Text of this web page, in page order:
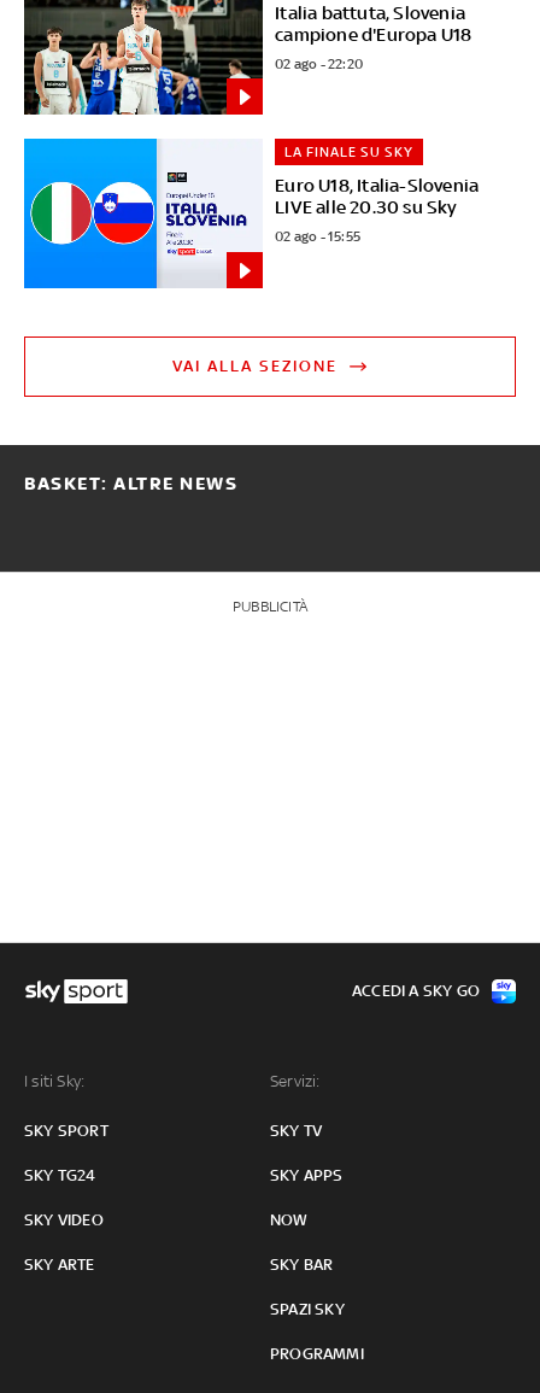
Italia battuta, Slovenia
campione d'Europa U18
02 ago - 22:20
Euro U18, Italia-Slovenia
LIVE alle 20.30 su Sky
LA FINALE SU SKY
02 ago - 15:55
VAI ALLA SEZIONE
BASKET: ALTRE NEWS
PUBBLICITÀ
I siti Sky:
SKY SPORT
SKY TG24
SKY VIDEO
SKY ARTE
Servizi:
SKY TV
SKY APPS
NOW
SKY BAR
SPAZI SKY
PROGRAMMI
ACCEDI A SKY GO